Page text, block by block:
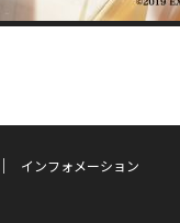
インフォメーション